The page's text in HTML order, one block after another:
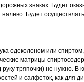
знаках. Будет
Будет
одеколоном или
матрицы
тряпочки) не нужно.
и салфеток, как для